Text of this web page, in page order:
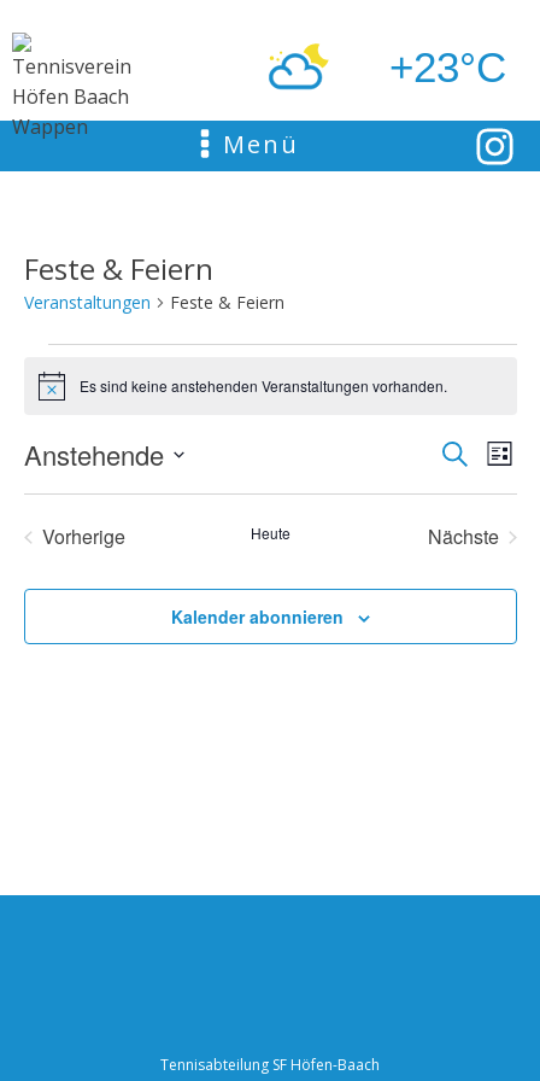
+23°C
Menü
Feste & Feiern
Veranstaltungen Feste & Feiern
Veranstaltungen
HinweisEs sind keine anstehenden Veranstaltungen vorhanden.
Suche
und
SucheListe
Anstehende
Datum
Vorherige
Heute
Nächste
Kalender abonnieren
Tennisabteilung SF Höfen-Baach